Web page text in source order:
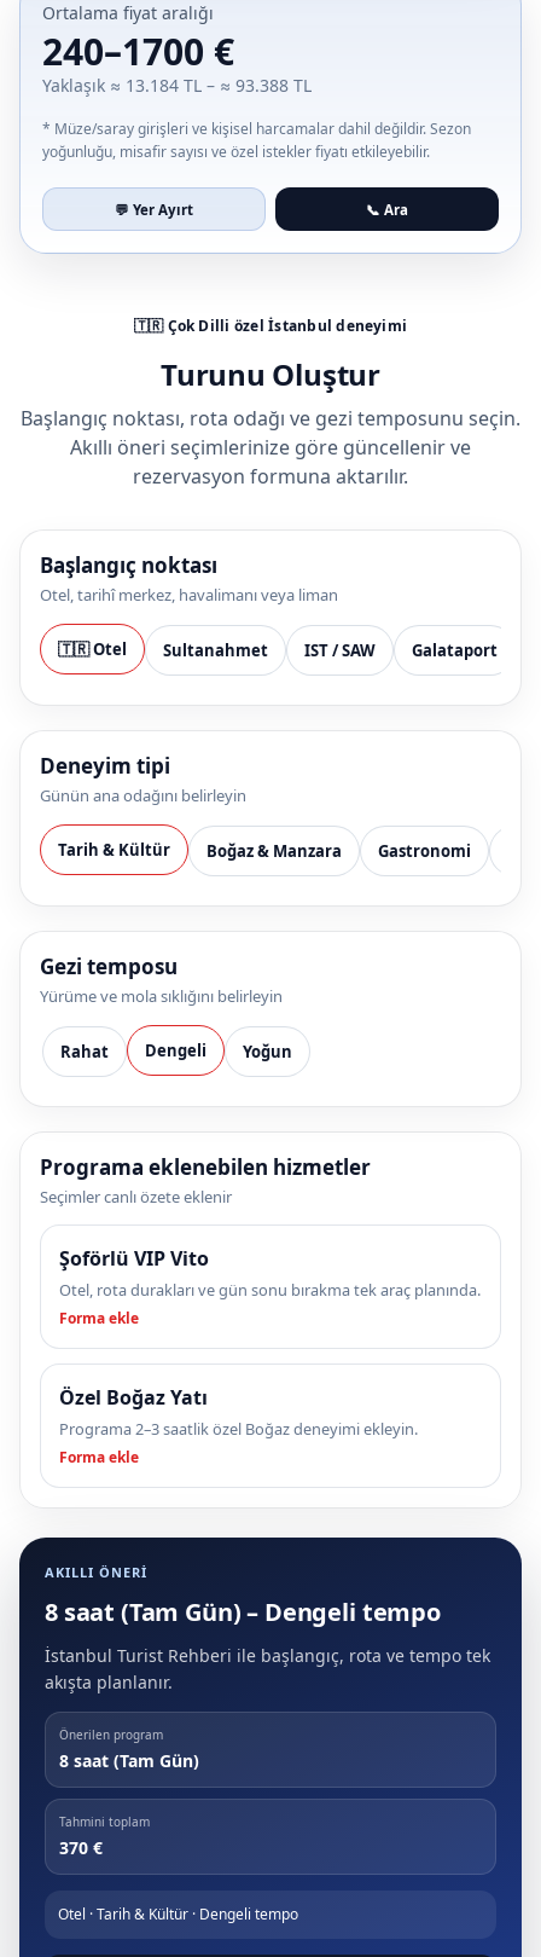
Ortalama fiyat aralığı
240–1700 €
Yaklaşık ≈ 13.184 TL – ≈ 93.388 TL
* Müze/saray girişleri ve kişisel harcamalar dahil değildir. Sezon
yoğunluğu, misafir sayısı ve özel istekler fiyatı etkileyebilir.
💬 Yer Ayırt 📞 Ara
🇹🇷 Çok Dilli özel İstanbul deneyimi
Turunu Oluştur
Başlangıç noktası, rota odağı ve gezi temposunu seçin.
Akıllı öneri seçimlerinize göre güncellenir ve
rezervasyon formuna aktarılır.
Başlangıç noktası
Otel, tarihî merkez, havalimanı veya liman
🇹🇷 Otel Sultanahmet IST / SAW Galataport
Deneyim tipi
Günün ana odağını belirleyin
Tarih & Kültür Boğaz & Manzara Gastronomi
Gezi temposu
Yürüme ve mola sıklığını belirleyin
Rahat Dengeli Yoğun
Programa eklenebilen hizmetler
Seçimler canlı özete eklenir
Şoförlü VIP Vito
Otel, rota durakları ve gün sonu bırakma tek araç planında.
Forma ekle
Özel Boğaz Yatı
Programa 2–3 saatlik özel Boğaz deneyimi ekleyin.
Forma ekle
AKILLI ÖNERI
8 saat (Tam Gün) – Dengeli tempo
İstanbul Turist Rehberi ile başlangıç, rota ve tempo tek
akışta planlanır.
Önerilen program
8 saat (Tam Gün)
Tahmini toplam
370 €
Otel · Tarih & Kültür · Dengeli tempo